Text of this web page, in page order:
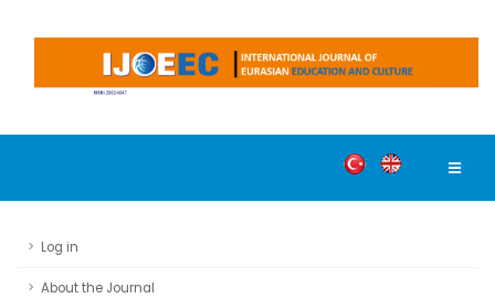
Log in
About the Journal